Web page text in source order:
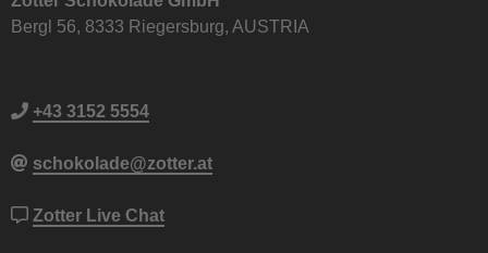
Bergl 56, 8333 Riegersburg, AUSTRIA
+43 3152 5554
schokolade@zotter.at
Zotter Live Chat